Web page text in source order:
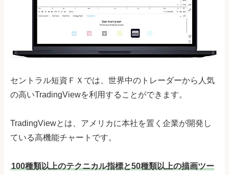
セントラル短資ＦＸでは、世界中のトレーダーから人気
の高いTradingViewを利用することができます。
TradingViewとは、アメリカに本社を置く企業が開発し
ている高機能チャートです。
100種類以上のテクニカル指標と50種類以上の描画ツー